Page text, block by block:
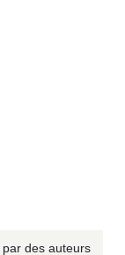
des auteurs